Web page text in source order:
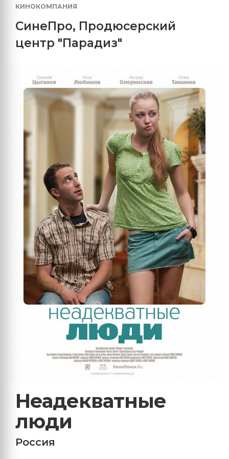
КИНОКОМПАНИЯ
СинеПро, Продюсерский
центр "Парадиз"
Неадекватные
люди
Россия